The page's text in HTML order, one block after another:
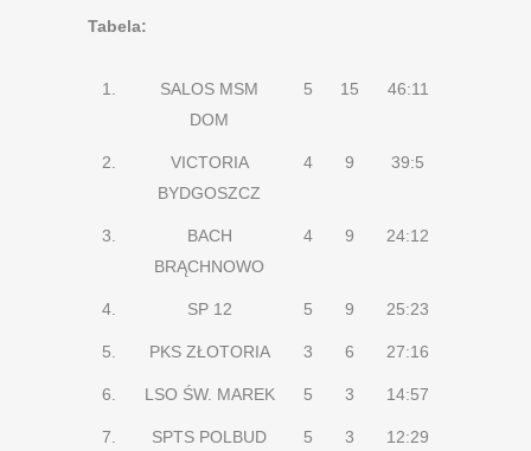
Tabela:
1.
SALOS MSM
DOM
5 15 46:11
2.
VICTORIA
BYDGOSZCZ
4 9 39:5
3.
BACH
BRĄCHNOWO
4 9 24:12
4. SP 12 5 9 25:23
5. PKS ZŁOTORIA 3 6 27:16
6. LSO ŚW. MAREK 5 3 14:57
7. SPTS POLBUD 5 3 12:29